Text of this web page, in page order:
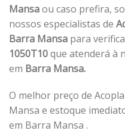
Mansaou caso prefira,
nossos especialistas de
Barra Mansa para
1050T10que atenderá à
em Barra Mansa.
O melhor preço de
Mansa e estoque
em Barra Mansa .